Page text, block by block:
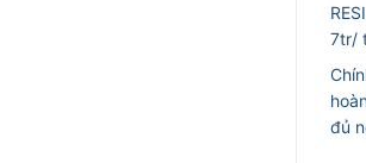
7tr/
đủ